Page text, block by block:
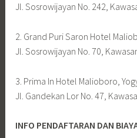
Jl. Sosrowijayan No. 242,
2. Grand Puri Saron Hotel
Jl. Sosrowijayan No. 70,
3. Prima In Hotel Malioboro,
Jl. Gandekan Lor No. 47,
INFO PENDAFTARAN DAN